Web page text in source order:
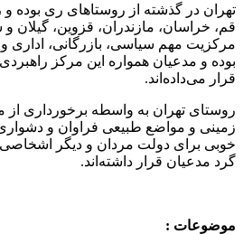
تهران در گذشته از روستاهای ری بوده
قم، خراسان، مازندران، قزوین، گیلان
مرکزیت مهم سیاسی، بازرگانی، اداری
بوده و مدعیان همواره این مرکز
قرار می‌داده‌اند.
روستای تهران به واسطه برخورداری از
زمینی و مواضع طبیعی فراوان و دشواری
خوبی برای دولت مردان و دیگر اشخاصی
گرد مدعیان قرار داشته‌اند.
موضوعات :